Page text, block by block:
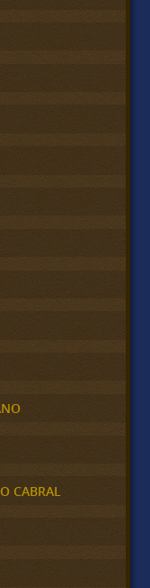
CABRAL